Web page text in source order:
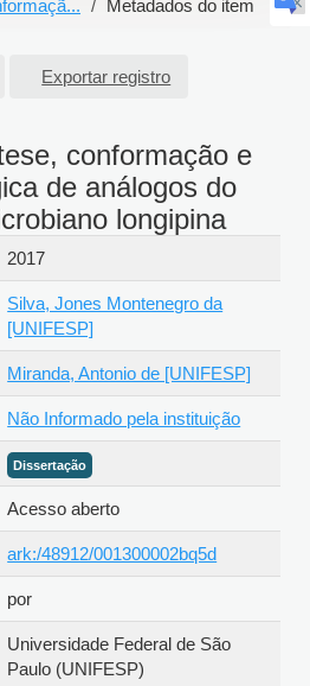
conformação e
de análogos do
longipina
2017
Silva, Jones Montenegro da
[UNIFESP]
Miranda, Antonio de [UNIFESP]
Não Informado pela instituição
Dissertação
Acesso aberto
ark:/48912/001300002bq5d
por